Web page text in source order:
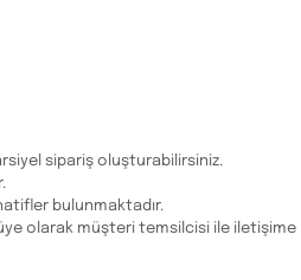
sipariş oluşturabilirsiniz.
bulunmaktadır.
olarak müşteri temsilcisi ile iletişime